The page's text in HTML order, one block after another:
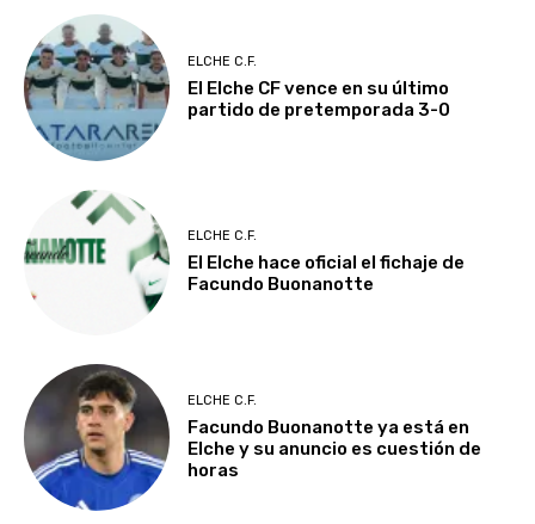
ELCHE C.F.
El Elche CF vence en su último
partido de pretemporada 3-0
ELCHE C.F.
El Elche hace oficial el fichaje de
Facundo Buonanotte
ELCHE C.F.
Facundo Buonanotte ya está en
Elche y su anuncio es cuestión de
horas